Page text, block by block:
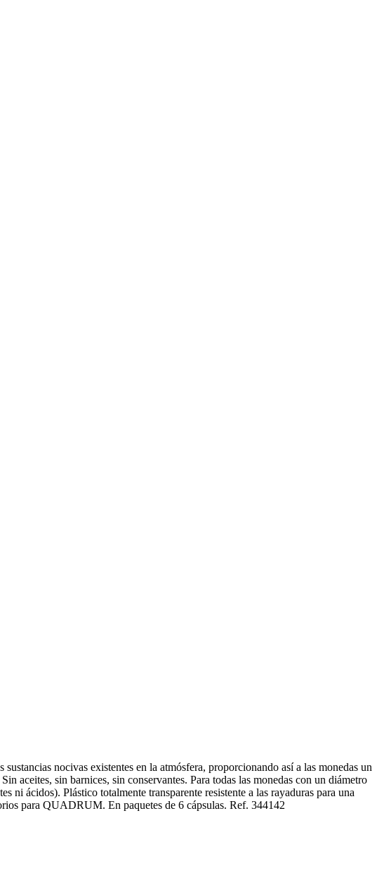
nocivas existentes en la atmósfera, proporcionando así a las monedas un
aceites, sin barnices, sin conservantes. Para todas las monedas con un diámetro
ni ácidos). Plástico totalmente transparente resistente a las rayaduras para una
para QUADRUM. En paquetes de 6 cápsulas. Ref. 344142